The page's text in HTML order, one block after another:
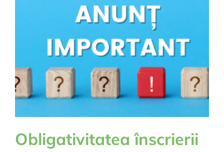
Obligativitatea înscrierii